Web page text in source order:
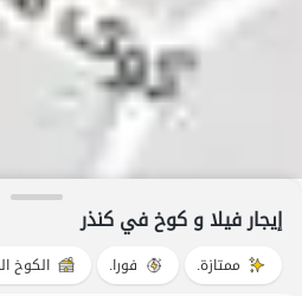
إيجار فيلا و كوخ في کنذر
ممتازة. فورا. الكوخ